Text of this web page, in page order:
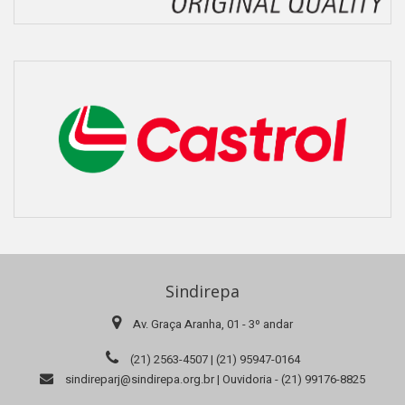
Sindirepa
Av. Graça Aranha, 01 - 3º andar
(21) 2563-4507 | (21) 95947-0164
sindireparj@sindirepa.org.br | Ouvidoria - (21) 99176-8825